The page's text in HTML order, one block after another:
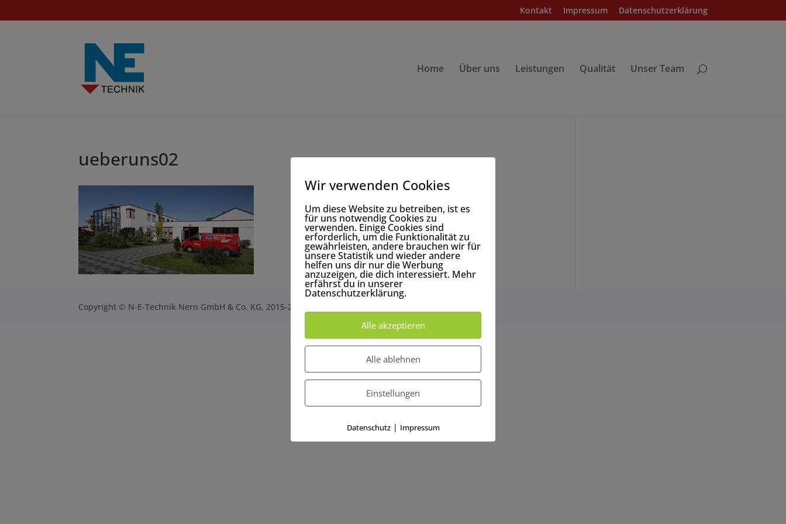
Kontakt Impressum Datenschutzerklärung
Home Über uns Leistungen Qualität Unser Team
ueberuns02
Copyright © N-E-Technik Nern GmbH & Co. KG, 2015-2022
Wir verwenden Cookies
Um diese Website zu betreiben, ist es
für uns notwendig Cookies zu
verwenden. Einige Cookies sind
erforderlich, um die Funktionalität zu
gewährleisten, andere brauchen wir für
unsere Statistik und wieder andere
helfen uns dir nur die Werbung
anzuzeigen, die dich interessiert. Mehr
erfährst du in unserer
Datenschutzerklärung.
Alle akzeptieren
Alle ablehnen
Einstellungen
Datenschutz| Impressum